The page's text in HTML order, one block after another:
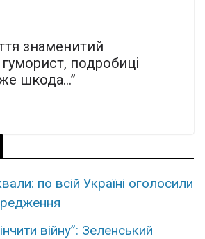
знаменитий
подробиці
шкода…”
по всій Україні оголосили
війну”: Зеленський